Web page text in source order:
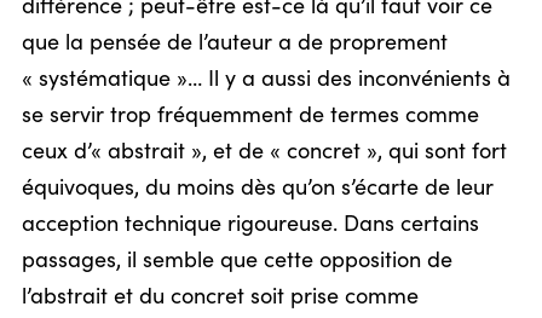
différence ; peut-être est-ce là qu’il faut voir ce
que la pensée de l’auteur a de proprement
« systématique »… Il y a aussi des inconvénients à
se servir trop fréquemment de termes comme
ceux d’« abstrait », et de « concret », qui sont fort
équivoques, du moins dès qu’on s’écarte de leur
acception technique rigoureuse. Dans certains
passages, il semble que cette opposition de
l’abstrait et du concret soit prise comme